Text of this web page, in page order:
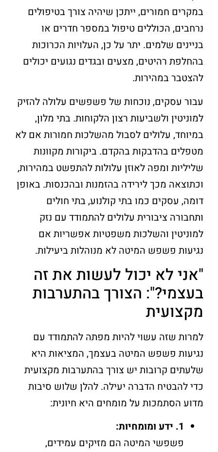
במקרים חמורים, ייתכן שיהיה צורך בטיפולים
נרחבים, הכוללים טיפול במספר חדרים או
בניינים שלמים. יתר על כן, העלויות הכרוכות
בהחלפת רהיטים, מצעים ובגדים נגועים יכולים
להצטבר במהירות.
עבור עסקים, נוכחות של פשפשים עלולה להזיק
למוניטין ולשביעות רצון הלקוחות. בתי מלון,
במיוחד, עלולים לסבול מהשלכות חמורות אם לא
מטפלים בהדבקות בהקדם. ביקורות מקוונות
שליליות ומפה לאוזן עלולות להתפשט במהירות,
וכתוצאה מכך לירידה בהזמנות ובהכנסות. באופן
דומה, עסקים כמו בתי קולנוע, בתי חולים
ותחבורה ציבורית עלולים להתמודד עם נזק
למוניטין והשלכות משפטיות אפשריות אם
נגיעות פשפש המיטה לא מנוהלות ביעילות.
"אני לא יכול לעשות את זה
בעצמי?": הצורך בהתערבות
מקצועית
למרות שזה עשוי להיות מפתה להתמודד עם
נגיעות פשפש המיטה בעצמך, המציאות היא
שלעתים קרובות יש צורך בהתערבות מקצועית
כדי להבטיח הדברה יעילה. להלן שלוש סיבות
מדוע הסתמכות על מומחים היא חיונית:
1. ידע ומומחיות:
פשפשי המיטה הם מזיקים עמידים,